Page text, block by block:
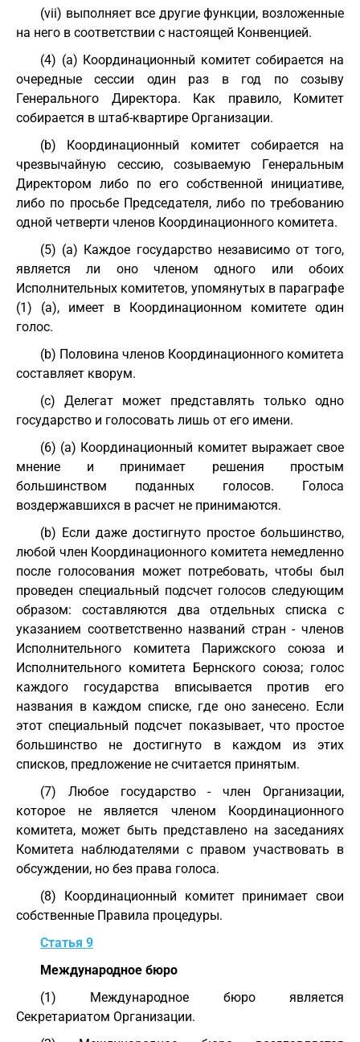
(vii) выполняет все другие функции, возложенные
на него в соответствии с настоящей Конвенцией.
(4) (a) Координационный комитет собирается на
очередные сессии один раз в год по созыву
Генерального Директора. Как правило, Комитет
собирается в штаб-квартире Организации.
(b) Координационный комитет собирается на
чрезвычайную сессию, созываемую Генеральным
Директором либо по его собственной инициативе,
либо по просьбе Председателя, либо по требованию
одной четверти членов Координационного комитета.
(5) (a) Каждое государство независимо от того,
является ли оно членом одного или обоих
Исполнительных комитетов, упомянутых в параграфе
(1) (a), имеет в Координационном комитете один
голос.
(b) Половина членов Координационного комитета
составляет кворум.
(c) Делегат может представлять только одно
государство и голосовать лишь от его имени.
(6) (a) Координационный комитет выражает свое
мнение и принимает решения простым
большинством поданных голосов. Голоса
воздержавшихся в расчет не принимаются.
(b) Если даже достигнуто простое большинство,
любой член Координационного комитета немедленно
после голосования может потребовать, чтобы был
проведен специальный подсчет голосов следующим
образом: составляются два отдельных списка с
указанием соответственно названий стран - членов
Исполнительного комитета Парижского союза и
Исполнительного комитета Бернского союза; голос
каждого государства вписывается против его
названия в каждом списке, где оно занесено. Если
этот специальный подсчет показывает, что простое
большинство не достигнуто в каждом из этих
списков, предложение не считается принятым.
(7) Любое государство - член Организации,
которое не является членом Координационного
комитета, может быть представлено на заседаниях
Комитета наблюдателями с правом участвовать в
обсуждении, но без права голоса.
(8) Координационный комитет принимает свои
собственные Правила процедуры.
Статья 9
Международное бюро
(1) Международное бюро является
Секретариатом Организации.